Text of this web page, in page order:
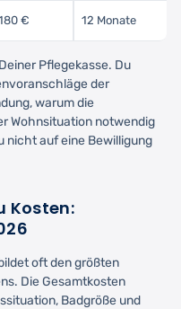
€ 12 Monate
Pflegekasse. Du
der
warum die
Wohnsituation notwendig
nicht auf eine Bewilligung
Kosten:
oft den größten
Die Gesamtkosten
Badgröße und